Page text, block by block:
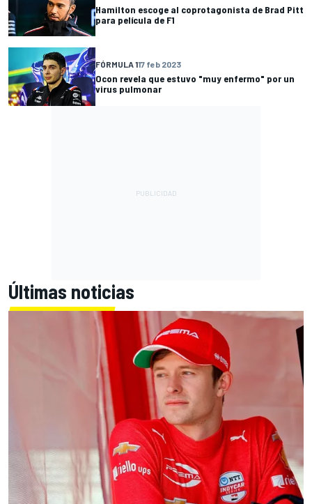
Hamilton escoge al coprotagonista de Brad Pitt
para película de F1
FÓRMULA 117 feb 2023
Ocon revela que estuvo "muy enfermo" por un
virus pulmonar
Últimas noticias